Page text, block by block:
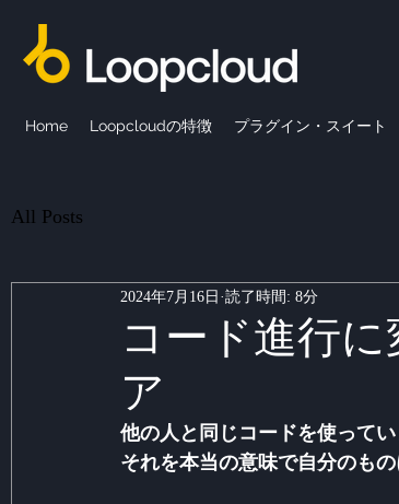
Home Loopcloudの特徴 プラグイン・スイート
All Posts
コード進行
ア
2024年7月16日 読了時間: 8分
他の人と同じコードを使ってい
それを本当の意味で自分のも